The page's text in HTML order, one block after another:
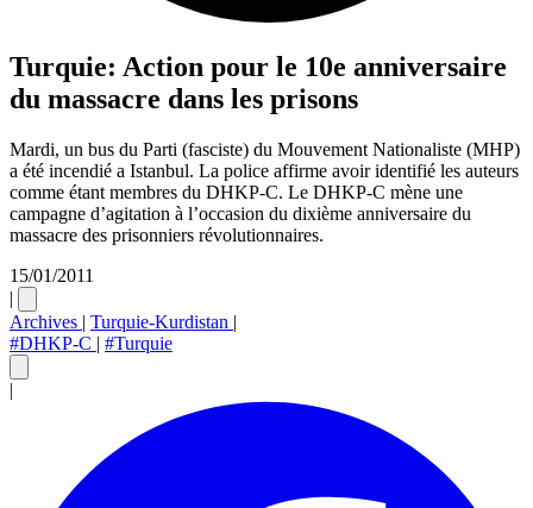
Turquie: Action pour le 10e anniversaire
du massacre dans les prisons
Mardi, un bus du Parti (fasciste) du Mouvement Nationaliste (MHP)
a été incendié a Istanbul. La police affirme avoir identifié les auteurs
comme étant membres du DHKP-C. Le DHKP-C mène une
campagne d’agitation à l’occasion du dixième anniversaire du
massacre des prisonniers révolutionnaires.
15/01/2011
|
Archives | Turquie-Kurdistan |
#DHKP-C | #Turquie
|